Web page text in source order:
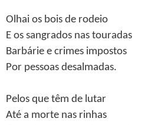
Olhai os bois de rodeio
E os sangrados nas touradas
Barbárie e crimes impostos
Por pessoas desalmadas.
Pelos que têm de lutar
Até a morte nas rinhas